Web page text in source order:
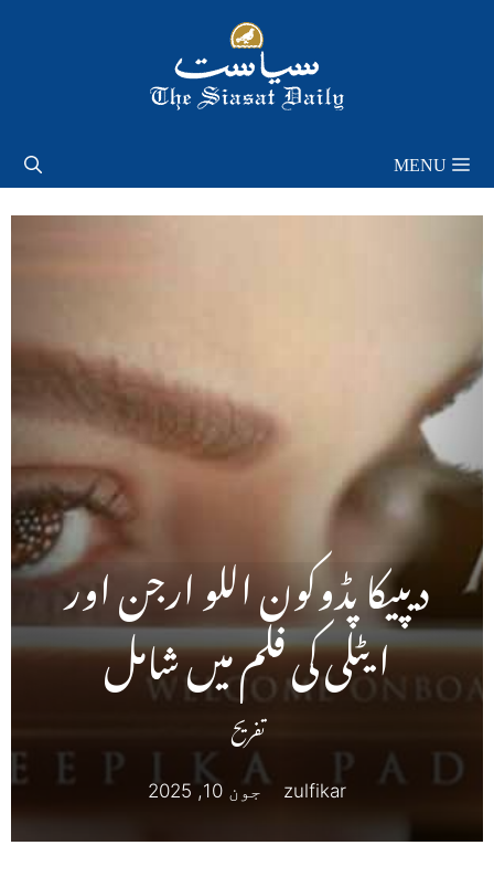
MENU
دیپیکا پڈوکون اللو ارجن اور
ایٹلی کی فلم میں شامل
تفریح
zulfikar جون 10, 2025